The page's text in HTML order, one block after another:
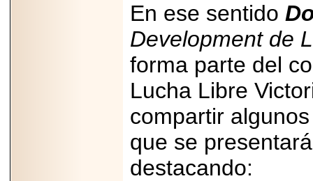
En ese sentido
Development de
forma parte del
Lucha Libre
compartir
que se
destacando: